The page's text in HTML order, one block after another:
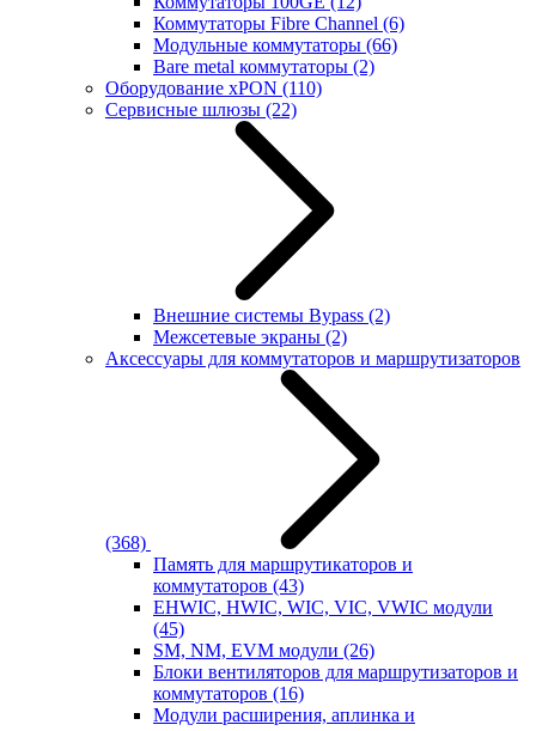
Коммутаторы Fibre Channel (6)
Модульные коммутаторы (66)
Bare metal коммутаторы (2)
Оборудование xPON (110)
Сервисные шлюзы (22)
Внешние системы Bypass (2)
Межсетевые экраны (2)
Аксессуары для коммутаторов и маршрутизаторов
(368)
Память для маршрутикаторов и
коммутаторов (43)
EHWIC, HWIC, WIC, VIC, VWIC модули
(45)
SM, NM, EVM модули (26)
Блоки вентиляторов для маршрутизаторов и
коммутаторов (16)
Модули расширения, аплинка и